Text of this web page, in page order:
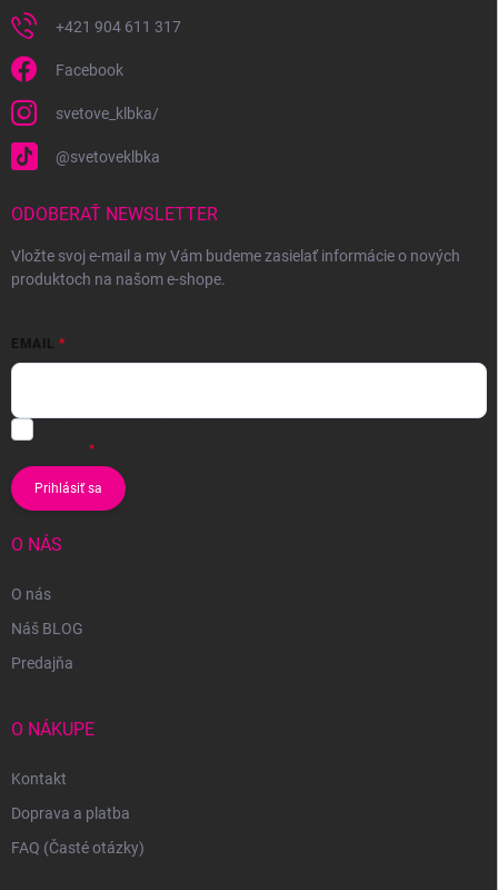
+421 904 611 317
Facebook
svetove_klbka/
@svetoveklbka
ODOBERAŤ NEWSLETTER
Vložte svoj e-mail a my Vám budeme zasielať informácie o nových
produktoch na našom e-shope.
EMAIL
Prihlásiť sa
O NÁS
O nás
Náš BLOG
Predajňa
O NÁKUPE
Kontakt
Doprava a platba
FAQ (Časté otázky)